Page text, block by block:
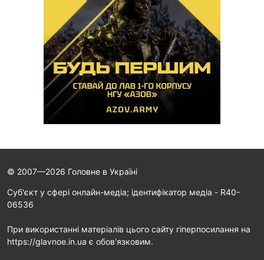
© 2007—2026 Головне в Україні
Cуб'єкт у сфері онлайн-медіа; ідентифікатор медіа - R40-
06536
При використанні матеріалів цього сайту гіперпосилання на
https://glavnoe.in.ua є обов'язковим.